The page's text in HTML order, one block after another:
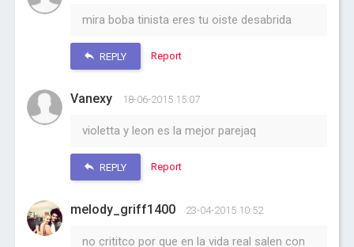
mira boba tinista eres tu oiste desabrida
REPLY Report
Vanexy 18-06-2015 15:07
violetta y leon es la mejor parejaq
REPLY Report
melody_griff1400 23-04-2015 10:52
no crititco por que en la vida real salen con